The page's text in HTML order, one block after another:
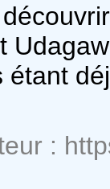
étant
: